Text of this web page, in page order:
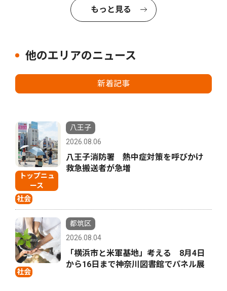
もっと見る
他のエリアのニュース
新着記事
トップニュ
ース
社会
八王子
2026.08.06
八王子消防署 熱中症対策を呼びかけ
救急搬送者が急増
社会
都筑区
2026.08.04
「横浜市と米軍基地」考える 8月4日
から16日まで神奈川図書館でパネル展